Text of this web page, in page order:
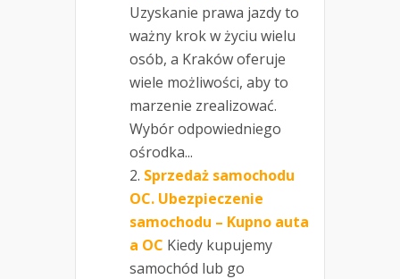
Uzyskanie prawa jazdy to
ważny krok w życiu wielu
osób, a Kraków oferuje
wiele możliwości, aby to
marzenie zrealizować.
Wybór odpowiedniego
ośrodka...
Sprzedaż samochodu
OC. Ubezpieczenie
samochodu – Kupno auta
a OC Kiedy kupujemy
samochód lub go